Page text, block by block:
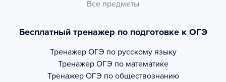
Все предметы
Бесплатный тренажер по подготовке к ОГЭ
Тренажер ОГЭ по русскому языку
Тренажер ОГЭ по математике
Тренажер ОГЭ по обществознанию